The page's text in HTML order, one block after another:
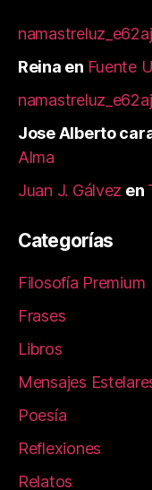
Reina en Fuente
Jose Alberto
Alma
Juan J. Gálvez en
Categorías
Filosofía Premium
Frases
Libros
Mensajes
Poesía
Reflexiones
Relatos